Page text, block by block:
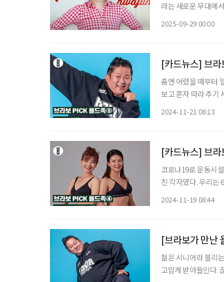
라는 새로운 무대에
2025-09-29 00:00
[카드뉴스] 브
춤엔 어렸을 때부터
보고 혼자 따라 추기 시작했
2024-11-21 08:13
[카드뉴스] 브
코로나19로 운동시
진 각자였다. 우리는
2024-11-19 08:44
[브라보가 만난
젊은 시니어라 불리
고맙게 받아들인다.